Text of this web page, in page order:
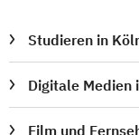
Studieren in
Digitale Medien
Film und